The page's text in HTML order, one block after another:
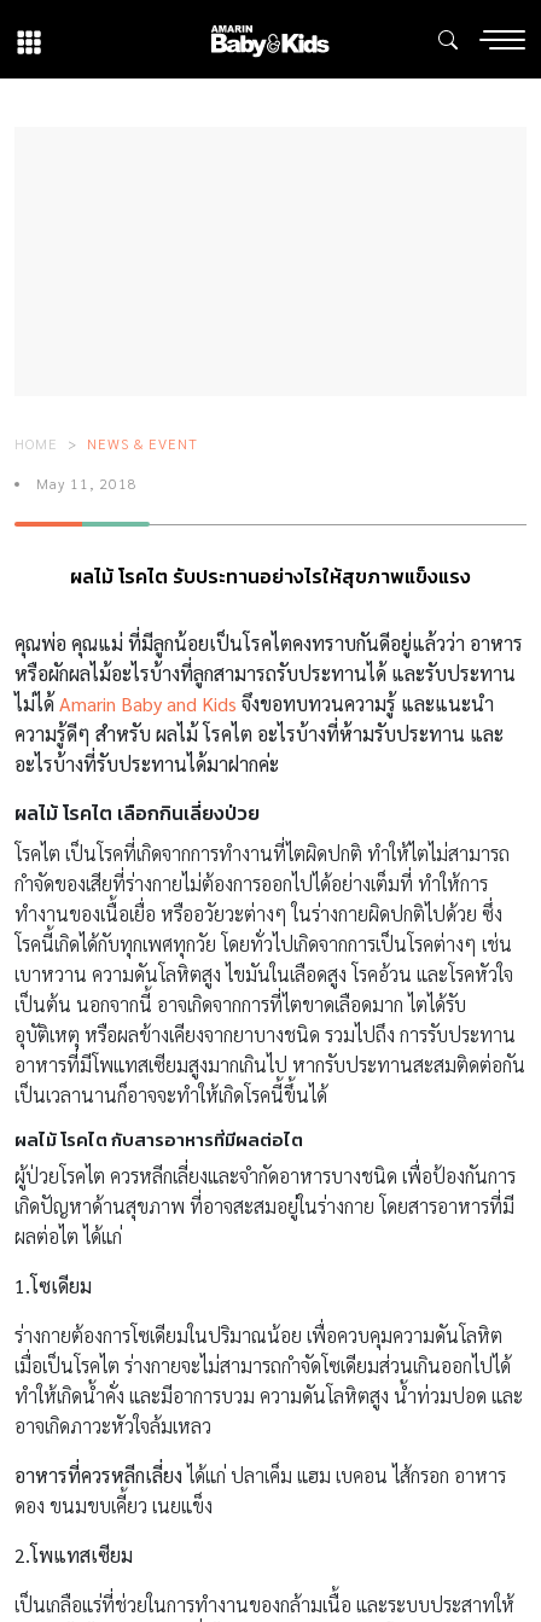
HOME NEWS & EVENT
May 11, 2018
ผลไม้ โรคไต รับประทานอย่างไรให้สุขภาพแข็งแรง
คุณพ่อ คุณแม่ ที่มีลูกน้อยเป็นโรคไตคงทราบกันดีอยู่แล้วว่า อาหาร
หรือผักผลไม้อะไรบ้างที่ลูกสามารถรับประทานได้ และรับประทาน
ไม่ได้Amarin Baby and Kids จึงขอทบทวนความรู้ และแนะนำ
ความรู้ดีๆ สำหรับ ผลไม้ โรคไต อะไรบ้างที่ห้ามรับประทาน และ
อะไรบ้างที่รับประทานได้มาฝากค่ะ
ผลไม้ โรคไต เลือกกินเลี่ยงป่วย
โรคไต เป็นโรคที่เกิดจากการทำงานที่ไตผิดปกติ ทำให้ไตไม่สามารถ
กำจัดของเสียที่ร่างกายไม่ต้องการออกไปได้อย่างเต็มที่ ทำให้การ
ทำงานของเนื้อเยื่อ หรืออวัยวะต่างๆ ในร่างกายผิดปกติไปด้วย ซึ่ง
โรคนี้เกิดได้กับทุกเพศทุกวัย โดยทั่วไปเกิดจากการเป็นโรคต่างๆ เช่น
เบาหวาน ความดันโลหิตสูง ไขมันในเลือดสูง โรคอ้วน และโรคหัวใจ
เป็นต้น นอกจากนี้ อาจเกิดจากการที่ไตขาดเลือดมาก ไตได้รับ
อุบัติเหตุ หรือผลข้างเคียงจากยาบางชนิด รวมไปถึง การรับประทาน
อาหารที่มีโพแทสเซียมสูงมากเกินไป หากรับประทานสะสมติดต่อกัน
เป็นเวลานานก็อาจจะทำให้เกิดโรคนี้ขึ้นได้
ผลไม้ โรคไต กับสารอาหารที่มีผลต่อไต
ผู้ป่วยโรคไต ควรหลีกเลี่ยงและจำกัดอาหารบางชนิด เพื่อป้องกันการ
เกิดปัญหาด้านสุขภาพ ที่อาจสะสมอยู่ในร่างกาย โดยสารอาหารที่มี
ผลต่อไต ได้แก่
1.โซเดียม
ร่างกายต้องการโซเดียมในปริมาณน้อย เพื่อควบคุมความดันโลหิต
เมื่อเป็นโรคไต ร่างกายจะไม่สามารถกำจัดโซเดียมส่วนเกินออกไปได้
ทำให้เกิดน้ำคั่ง และมีอาการบวม ความดันโลหิตสูง น้ำท่วมปอด และ
อาจเกิดภาวะหัวใจล้มเหลว
อาหารที่ควรหลีกเลี่ยงได้แก่ ปลาเค็ม แฮม เบคอน ไส้กรอก อาหาร
ดอง ขนมขบเคี้ยว เนยแข็ง
2.โพแทสเซียม
เป็นเกลือแร่ที่ช่วยในการทำงานของกล้ามเนื้อ และระบบประสาทให้